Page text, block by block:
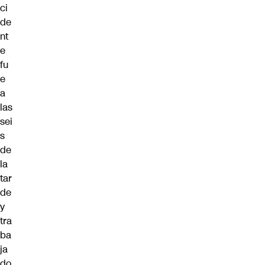
ci
de
nt
e
fu
e
a
las
sei
s
de
la
tar
de
y
tra
ba
ja